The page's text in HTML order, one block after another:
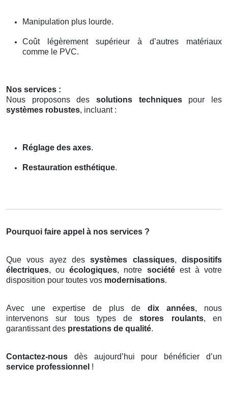
Manipulation plus lourde.
Coût légèrement supérieur à d’autres matériaux
comme le PVC.
Nos services :
Nous proposons des solutions techniquespour les
systèmes robustes, incluant :
Réglage des axes.
Restauration esthétique.
Pourquoi faire appel à nos services ?
Que vous ayez dessystèmes classiques,dispositifs
électriques, ouécologiques, notre sociétéest à votre
disposition pour toutes vos modernisations.
Avec une expertise de plus de dix années, nous
intervenons sur tous types destores roulants, en
garantissant des prestations de qualité.
Contactez-nous dès aujourd’hui pour bénéficier d’un
service professionnel !